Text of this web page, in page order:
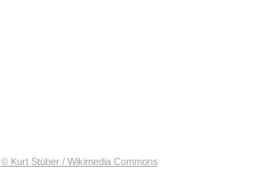
© Kurt Stüber / Wikimedia Commons